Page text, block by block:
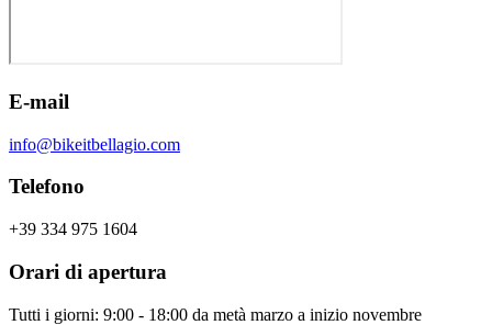
E-mail
info@bikeitbellagio.com
Telefono
+39 334 975 1604
Orari di apertura
Tutti i giorni: 9:00 - 18:00 da metà marzo a inizio novembre